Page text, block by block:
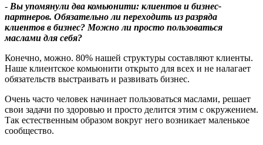
- Вы упомянули два комьюнити: клиентов и бизнес-
партнеров. Обязательно ли переходить из разряда
клиентов в бизнес?Можно ли просто пользоваться
маслами для себя?
Конечно, можно. 80% нашей структуры составляют клиенты.
Наше клиентское комьюнити открыто для всех и не налагает
обязательств выстраивать и развивать бизнес.
Очень часто человек начинает пользоваться маслами, решает
свои задачи по здоровью и просто делится этим с окружением.
Так естественным образом вокруг него возникает маленькое
сообщество.